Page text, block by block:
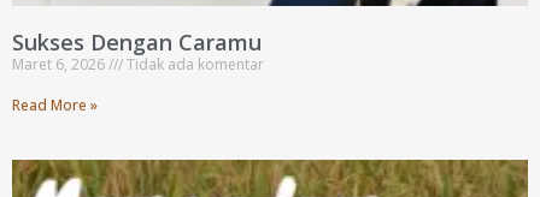
Sukses Dengan Caramu
Maret 6, 2026
Tidak ada komentar
Read More »